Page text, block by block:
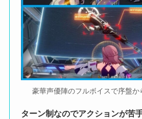
豪華声優陣のフルボイスで序盤か
ターン制なのでアクションが苦